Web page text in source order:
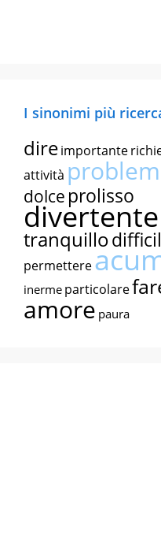
I sinonimi più
direimportante
attività
dolce prolisso
divertente
tranquillo
permettere
inerme particolare
amore paura